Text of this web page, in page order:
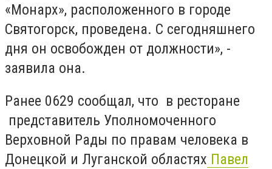
«Монарх», расположенного в городе
Святогорск, проведена. С сегодняшнего
дня он освобожден от должности», -
заявила она.
Ранее 0629 сообщал, что в ресторане
представитель Уполномоченного
Верховной Рады по правам человека в
Донецкой и Луганской областях Павел